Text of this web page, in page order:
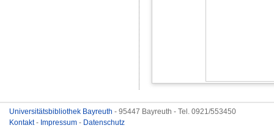
Universitätsbibliothek Bayreuth - 95447 Bayreuth - Tel. 0921/553450
Kontakt- Impressum - Datenschutz